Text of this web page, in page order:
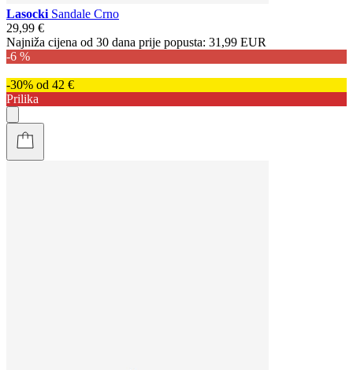
Lasocki Sandale Crno
29,99 €
Najniža cijena od 30 dana prije popusta: 31,99 EUR
-6 %
-30% od 42 €
Prilika